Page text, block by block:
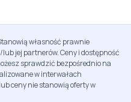
własność prawnie
jej partnerów. Ceny i dostępność
sprawdzić bezpośrednio na
w interwałach
ceny nie stanowią oferty w